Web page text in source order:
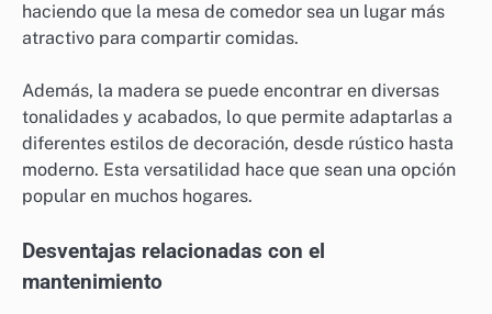
haciendo que la mesa de comedor sea un lugar más
atractivo para compartir comidas.
Además, la madera se puede encontrar en diversas
tonalidades y acabados, lo que permite adaptarlas a
diferentes estilos de decoración, desde rústico hasta
moderno. Esta versatilidad hace que sean una opción
popular en muchos hogares.
Desventajas relacionadas con el
mantenimiento